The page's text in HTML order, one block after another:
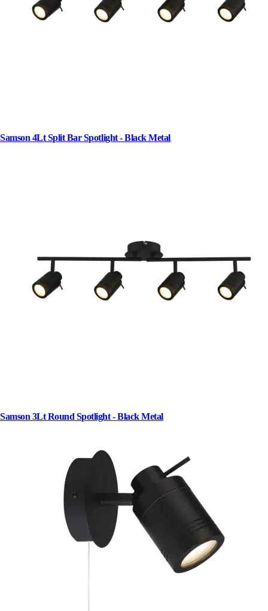
Samson 4Lt Split Bar Spotlight - Black Metal
Samson 3Lt Round Spotlight - Black Metal